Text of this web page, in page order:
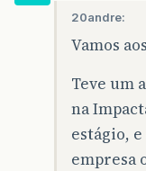
20andre:
Vamos
Teve um
na
estágio,
empresa